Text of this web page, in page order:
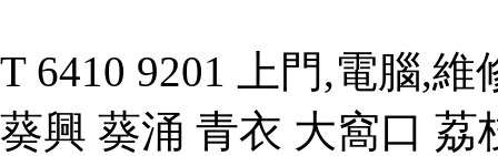
T 6410 9201 上門,電腦,
葵興 葵涌 青衣 大窩口 荔